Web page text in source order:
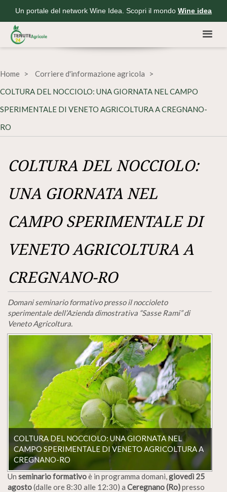
Un portale del network Wine Idea. Scopri il mondo Wine idea
Home
Corriere d'informazione agricola
COLTURA DEL NOCCIOLO: UNA GIORNATA NEL CAMPO
SPERIMENTALE DI VENETO AGRICOLTURA A CREGNANO-
RO
COLTURA DEL NOCCIOLO:
UNA GIORNATA NEL
CAMPO SPERIMENTALE DI
VENETO AGRICOLTURA A
CREGNANO-RO
Domani seminario formativopressoil noccioleto
sperimentale dell’Azienda dimostrativa “Sasse Rami” di
Veneto Agricoltura.
COLTURA DEL NOCCIOLO: UNA GIORNATA NEL
CAMPO SPERIMENTALE DI VENETO AGRICOLTURA A
CREGNANO-RO
Un seminario formativoè in programma domani,giovedì 25
agosto(dalle ore 8:30 alle 12:30) a Ceregnano (Ro)presso